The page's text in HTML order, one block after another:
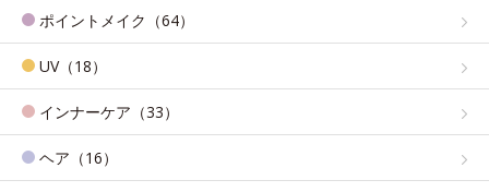
ポイントメイク（64）
UV（18）
インナーケア（33）
ヘア（16）